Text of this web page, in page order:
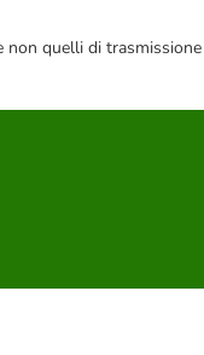
non quelli di trasmissione